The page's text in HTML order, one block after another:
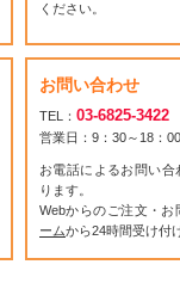
ください。
お問い合わせ
TEL： 03-6825-3422
営業日：9：30～18：
お電話によるお問い
ります。
Webからのご注文・
ームから24時間受け付